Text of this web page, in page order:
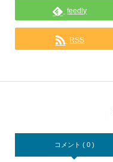
feedly
RSS
コメント ( 0 )